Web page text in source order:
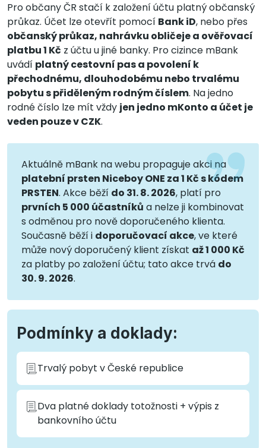
Pro občany ČR stačí k založení účtu platný občanský
průkaz. Účet lze otevřít pomocí Bank iD, nebo přes
občanský průkaz, nahrávku obličeje a ověřovací
platbu 1 Kč z účtu u jiné banky. Pro cizince mBank
uvádí platný cestovní pas a povolení k
přechodnému, dlouhodobému nebo trvalému
pobytu s přiděleným rodným číslem. Na jedno
rodné číslo lze mít vždy jen jedno mKonto a účet je
veden pouze v CZK.
Aktuálně mBank na webu propaguje akci na
platební prsten Niceboy ONE za 1 Kč s kódem
PRSTEN. Akce běží do 31. 8. 2026, platí pro
prvních 5 000 účastníků a nelze ji kombinovat
s odměnou pro nově doporučeného klienta.
Současně běží i doporučovací akce, ve které
může nový doporučený klient získat až 1 000 Kč
za platby po založení účtu; tato akce trvá do
30. 9. 2026.
Podmínky a doklady:
Trvalý pobyt v České republice
Dva platné doklady totožnosti + výpis z
bankovního účtu